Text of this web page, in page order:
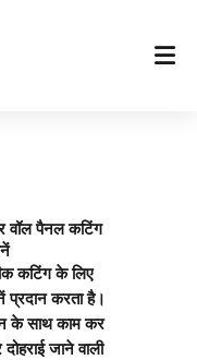
वॉल पैनल कटिंग
कटिंग के लिए
करता है।
के साथ काम कर
जाने वाली